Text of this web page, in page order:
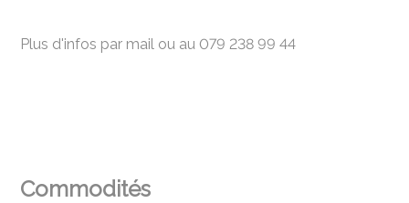
Plus d'infos par mail ou au 079 238 99 44
Commodités